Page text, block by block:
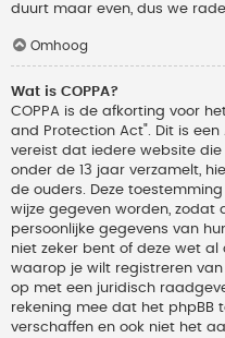
duurt maar even, dus we
Omhoog
Wat is COPPA?
COPPA is de afkorting voor
and Protection Act". Dit is
vereist dat iedere website
onder de 13 jaar verzamelt,
de ouders. Deze
wijze gegeven worden,
persoonlijke gegevens van
niet zeker bent of deze wet
waarop je wilt registreren
op met een juridisch
rekening mee dat het phpBB
verschaffen en ook niet het